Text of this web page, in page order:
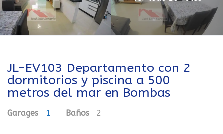
JL-EV103 Departamento con 2
dormitorios y piscina a 500
metros del mar en Bombas
Garages 1 Baños 2